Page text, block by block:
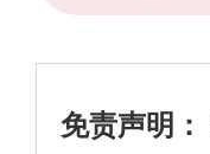
免责声明：